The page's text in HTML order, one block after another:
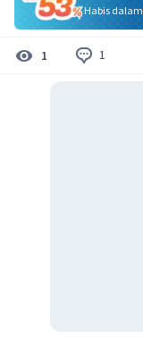
Habis dalam
1 1